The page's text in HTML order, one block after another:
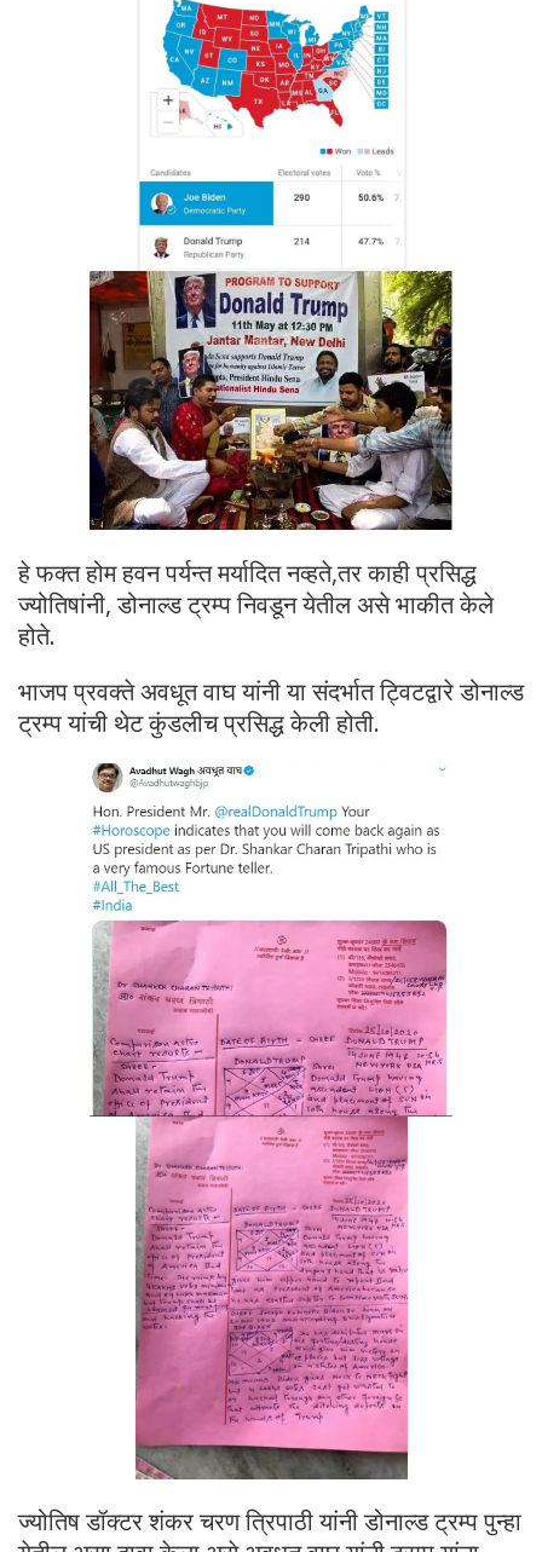
हे फक्त होम हवन पर्यन्त मर्यादित नव्हते,तर काही प्रसिद्ध
ज्योतिषांनी, डोनाल्ड ट्रम्प निवडून येतील असे भाकीत केले
होते.
भाजप प्रवक्ते अवधूत वाघ यांनी या संदर्भात ट्विटद्वारे डोनाल्ड
ट्रम्प यांची थेट कुंडलीच प्रसिद्ध केली होती.
ज्योतिष डॉक्टर शंकर चरण त्रिपाठी यांनी डोनाल्ड ट्रम्प पुन्हा